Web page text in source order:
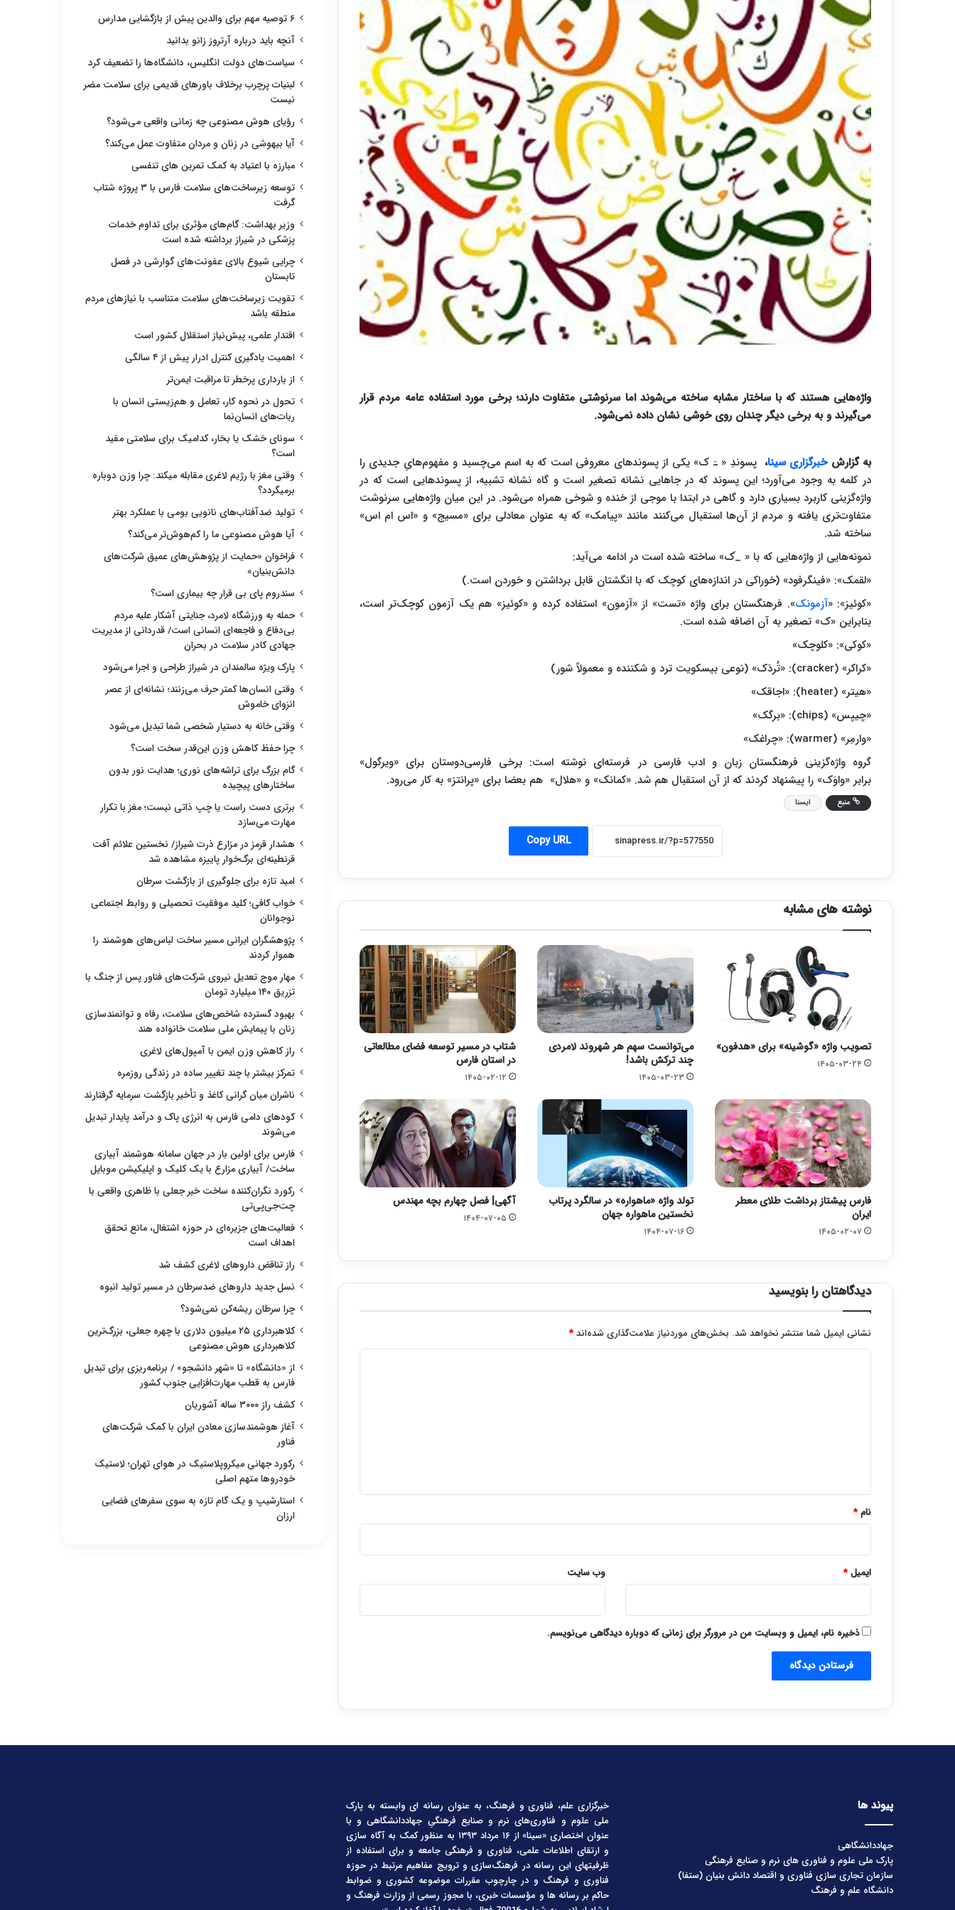
واژه‌هایی هستند که با ساختار مشابه ساخته می‌شوند اما سرنوشتی متفاوت دارند؛ برخی مورد استفاده عامه مردم قرار
می‌گیرند و به برخی دیگر چندان روی خوشی نشان داده نمی‌شود.
به گزارش خبرگزاری سینا، پسوندِ « ـَ ک» یکی از پسوندهای معروفی است که به اسم می‌چسبد و مفهوم‌هایِ جدیدی را
در کلمه به وجود می‌آورد؛ این پسوند که در جاهایی نشانه تصغیر است و گاه نشانه تشبیه، از پسوندهایی است که در
واژه‌گزینی‌ کاربرد بسیاری دارد و گاهی در ابتدا با موجی از خنده و شوخی همراه می‌شود. در این میان واژه‌هایی سرنوشت
متفاوت‌تری یافته و مردم از آن‌ها استقبال می‌کنند مانند «پیامک» که به عنوان معادلی برای «مسیج» و «اس ام اس»
ساخته شد.
نمونه‌هایی از واژه‌هایی که با « _َک» ساخته شده است در ادامه می‌آید:
«لقمک»: «فینگرفود» (خوراکی در اندازه‌های کوچک که با انگشتان قابل برداشتن و خوردن است.)
«کوئیز»: «آزمونک». فرهنگستان برای واژه «تست» از «آزمون» استفاده کرده و «کوئیز» هم یک آزمون کوچک‌تر است،
بنابراین «ک» تصغیر به آن اضافه شده است.
«کوکی»: «کلوچک»
«کراکر» (cracker): «تُردَک» (نوعی بیسکویت ترد و شکننده و معمولاً شور)
«هیتر» (heater): «اجاقک»
«چیپس» (chips): «برگک»
«وارمِر» (warmer): «چراغک»
گروه واژه‌گزینی فرهنگستان زبان و ادب فارسی در فرسته‌ای نوشته است: برخی فارسی‌دوستان برای «ویرگول»
برابر «واوَک» را پیشنهاد کردند که از آن استقبال هم شد. «کمانک» و «هلال» هم بعضا برای «پرانتز» به کار می‌رود.
منبع ایسنا
Copy URL
نوشته های مشابه
تصویب واژه «گوشینه» برای «هدفون»
۱۴۰۵-۰۳-۲۴
می‌توانست سهم هر شهروند لامردی
چند ترکش باشد!
۱۴۰۵-۰۳-۲۳
شتاب در مسیر توسعه فضای مطالعاتی
در استان فارس
۱۴۰۵-۰۲-۱۲
فارس پیشتاز برداشت طلای معطر
ایران
۱۴۰۵-۰۲-۰۷
تولد واژه «ماهواره» در سالگرد پرتاب
نخستین ماهواره جهان
۱۴۰۴-۰۷-۱۶
آگهی| فصل چهارم بچه مهندس
۱۴۰۴-۰۷-۰۵
دیدگاهتان را بنویسید
نشانی ایمیل شما منتشر نخواهد شد. بخش‌های موردنیاز علامت‌گذاری شده‌اند*
نام*
ایمیل* وب‌ سایت
ذخیره نام، ایمیل و وبسایت من در مرورگر برای زمانی که دوباره دیدگاهی می‌نویسم.
۶ توصیه مهم برای والدین پیش از بازگشایی مدارس
آنچه باید درباره آرتروز زانو بدانید
سیاست‌های دولت انگلیس، دانشگاه‌ها را تضعیف کرد
لبنیات پرچرب برخلاف باورهای قدیمی برای سلامت مضر
نیست
رؤیای هوش مصنوعی چه زمانی واقعی می‌شود؟
آیا بیهوشی در زنان و مردان متفاوت عمل می‌کند؟
مبارزه با اعتیاد به کمک تمرین های تنفسی
توسعه زیرساخت‌های سلامت فارس با ۳ پروژه شتاب
گرفت
وزیر بهداشت: گام‌های مؤثری برای تداوم خدمات
پزشکی در شیراز برداشته شده است
چرایی شیوع بالای عفونت‌های گوارشی در فصل
تابستان
تقویت زیرساخت‌های سلامت متناسب با نیازهای مردم
منطقه باشد
اقتدار علمی، پیش‌نیاز استقلال کشور است
اهمیت یادگیری کنترل ادرار پیش از ۴ سالگی
از بارداری پرخطر تا مراقبت ایمن‌تر
تحول در نحوه کار، تعامل و هم‌زیستی انسان با
ربات‌های انسان‌نما
سونای خشک یا بخار، کدامیک برای سلامتی مفید
است؟
وقتی مغز با رژیم لاغری مقابله میکند: چرا وزن دوباره
برمیگردد؟
تولید ضدآفتاب‌های نانویی بومی با عملکرد بهتر
آیا هوش مصنوعی ما را کم‌هوش‌تر می‌کند؟
فراخوان «حمایت از پژوهش‌های عمیق شرکت‌های
دانش‌بنیان»
سندروم پای بی قرار چه بیماری است؟
حمله به ورزشگاه لامرد، جنایتی آشکار علیه مردم
بی‌دفاع و فاجعه‌ای انسانی است/ قدردانی از مدیریت
جهادی کادر سلامت در بحران
پارک ویژه سالمندان در شیراز طراحی و اجرا می‌شود
وقتی انسان‌ها کمتر حرف می‌زنند؛ نشانه‌ای از عصر
انزوای خاموش
وقتی خانه به دستیار شخصی شما تبدیل می‌شود
چرا حفظ کاهش وزن این‌قدر سخت است؟
گام بزرگ برای تراشه‌های نوری؛ هدایت نور بدون
ساختارهای پیچیده
برتری دست راست یا چپ ذاتی نیست؛ مغز با تکرار
مهارت می‌سازد
هشدار قرمز در مزارع ذرت شیراز/ نخستین علائم آفت
قرنطینه‌ای برگ‌خوار پاییزه مشاهده شد
امید تازه برای جلوگیری از بازگشت سرطان
خواب کافی؛ کلید موفقیت تحصیلی و روابط اجتماعی
نوجوانان
پژوهشگران ایرانی مسیر ساخت لباس‌های هوشمند را
هموار کردند
مهار موج تعدیل نیروی شرکت‌های فناور پس از جنگ با
تزریق ۱۴۰ میلیارد تومان
بهبود گسترده شاخص‌های سلامت، رفاه و توانمندسازی
زنان با پیمایش ملی سلامت خانواده هند
راز کاهش وزن ایمن با آمپول‌های لاغری
تمرکز بیشتر با چند تغییر ساده در زندگی روزمره
ناشران میان گرانی کاغذ و تأخیر بازگشت سرمایه گرفتارند
کودهای دامی فارس به انرژی پاک و درآمد پایدار تبدیل
می‌شوند
فارس برای اولین بار در جهان سامانه هوشمند آبیاری
ساخت/ آبیاری مزارع با یک کلیک و اپلیکیشن موبایل
رکورد نگران‌کننده ساخت خبر جعلی با ظاهری واقعی با
چت‌جی‌پی‌تی
فعالیت‌های جزیره‌ای در حوزه اشتغال، مانع تحقق
اهداف است
راز تناقض داروهای لاغری کشف شد
نسل جدید داروهای ضدسرطان در مسیر تولید انبوه
چرا سرطان ریشه‌کن نمی‌شود؟
کلاهبرداری ۲۵ میلیون دلاری با چهره جعلی، بزرگ‌ترین
کلاهبرداری هوش مصنوعی
از «دانشگاه» تا «شهر دانشجو» / برنامه‌ریزی برای تبدیل
فارس به قطب مهارت‌افزایی جنوب کشور
کشف راز ۳۰۰۰ ساله آشوریان
آغاز هوشمندسازی معادن ایران با کمک شرکت‌های
فناور
رکورد جهانی میکروپلاستیک در هوای تهران؛ لاستیک
خودروها متهم اصلی
استارشیپ و یک گام تازه به سوی سفرهای فضایی
ارزان
پیوند ها
جهاددانشگاهی
پارک ملی علوم و فناوری های نرم و صنایع فرهنگی
سازمان تجاری سازی فناوری و اقتصاد دانش بنیان (ستفا)
دانشگاه علم و فرهنگ
خبرگزاری علم، فناوری و فرهنگ، به عنوان رسانه ای وابسته به پارک
ملی علوم و فناوری‌های نرم و صنایع فرهنگیِ جهاددانشگاهی و با
عنوان اختصاری «سینا» از ۱۶ مرداد ۱۳۹۳ به منظور کمک به آگاه سازی
و ارتقای اطلاعات علمی، فناوری و فرهنگی جامعه و برای استفاده از
ظرفیتهای این رسانه در فرهنگ‌سازی و ترویج مفاهیم مرتبط در حوزه
فناوری و فرهنگ و در چارچوب مقررات موضوعه کشوری و ضوابط
حاکم بر رسانه ها و مؤسسات خبری، با مجوز رسمی از وزارت فرهنگ و